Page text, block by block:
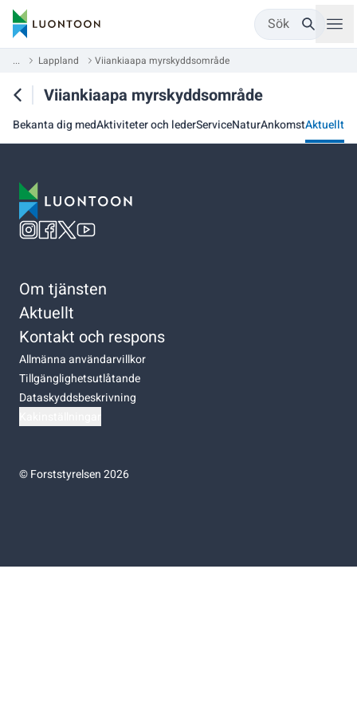
Sök
... Lappland Viiankiaapa myrskyddsområde
Viiankiaapa myrskyddsområde
Bekanta dig medAktiviteter och lederServiceNaturAnkomstAktuellt
Om tjänsten
Aktuellt
Kontakt och respons
Allmänna användarvillkor
Tillgänglighetsutlåtande
Dataskyddsbeskrivning
©Forststyrelsen 2026